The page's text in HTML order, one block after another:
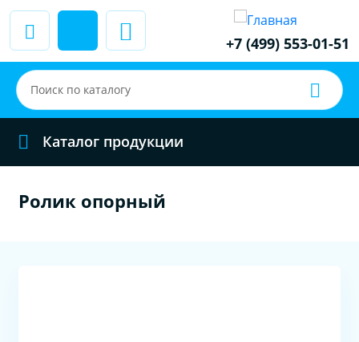
+7 (499) 553-01-51
Каталог продукции
Ролик опорный